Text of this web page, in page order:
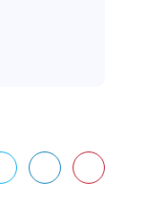
X LinkedInPinterest